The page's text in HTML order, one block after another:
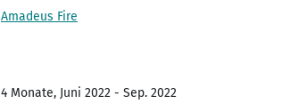
Amadeus Fire
4 Monate, Juni 2022 - Sep. 2022